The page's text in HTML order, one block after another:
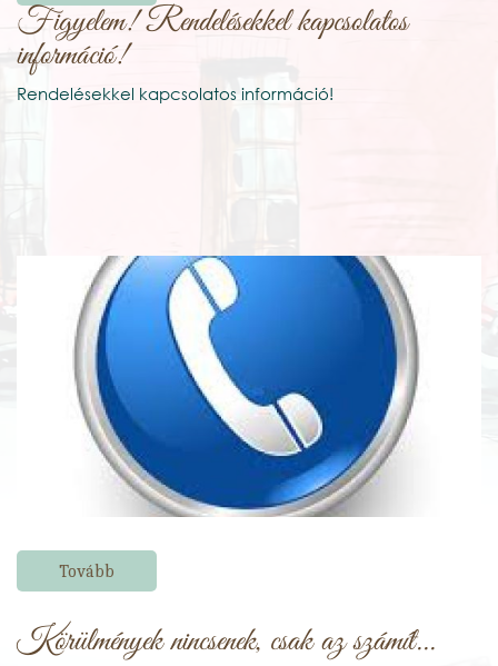
Figyelem! Rendelésekkel kapcsolatos
információ!
Rendelésekkel kapcsolatos információ!
Tovább
Körülmények nincsenek, csak az számít...